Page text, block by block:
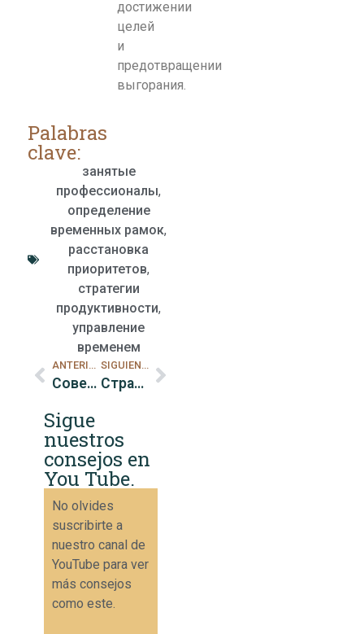
достижении
целей
и
предотвращении
выгорания.
Palabras
clave:
занятые
профессионалы,
определение
временных рамок,
расстановка
приоритетов,
стратегии
продуктивности,
управление
временем
Советы по проведению эффективных совещаний для занятых руководителей Стратегии минимизации отвлекающих факторов для занятых руководителей
Sigue
nuestros
consejos en
You Tube.
No olvides
suscribirte a
nuestro canal de
YouTube para ver
más consejos
como este.